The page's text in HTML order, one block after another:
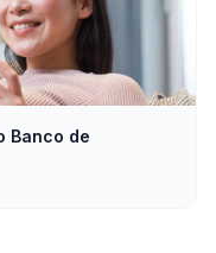
Banco de